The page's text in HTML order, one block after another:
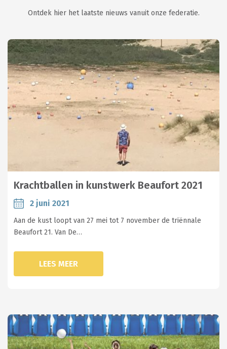
Ontdek hier het laatste nieuws vanuit onze federatie.
Krachtballen in kunstwerk Beaufort 2021
2 juni 2021
Aan de kust loopt van 27 mei tot 7 november de triënnale
Beaufort 21. Van De…
LEES MEER